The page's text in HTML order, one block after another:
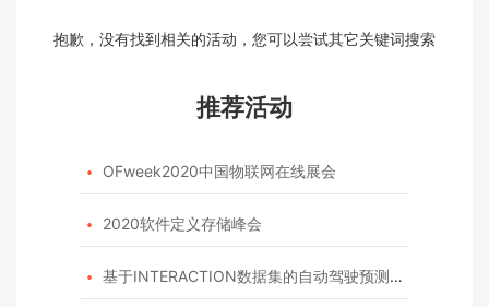
抱歉，没有找到相关的活动，您可以尝试其它关键词搜索
推荐活动
 OFweek2020中国物联网在线展会
 2020软件定义存储峰会
 基于INTERACTION数据集的自动驾驶预测模型挑战赛